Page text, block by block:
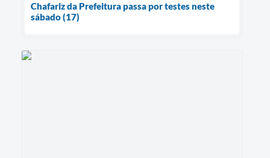
Chafariz da Prefeitura passa por testes neste
sábado (17)